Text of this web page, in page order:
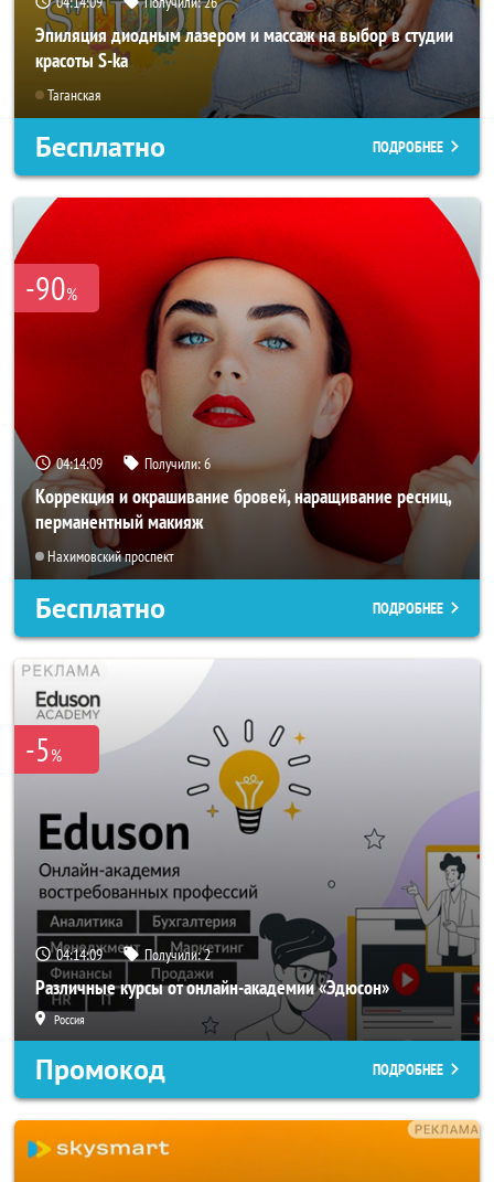
Эпиляция диодным лазером и массаж на выбор в студии
красоты S-ka
Таганская
Бесплатно ПОДРОБНЕЕ
-90%
04:14:07 Получили:6
Коррекция и окрашивание бровей, наращивание ресниц,
перманентный макияж
Нахимовский проспект
Бесплатно ПОДРОБНЕЕ
-5%
04:14:07 Получили:2
Различные курсы от онлайн-академии «Эдюсон»
Россия
Промокод ПОДРОБНЕЕ